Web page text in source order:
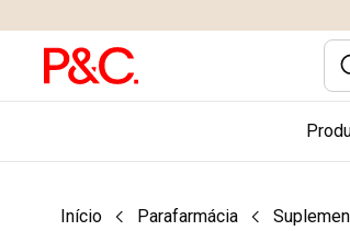
Início Parafarmácia